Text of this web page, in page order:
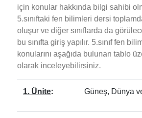
için konular hakkında bilgi sahibi
5.sınıftaki fen bilimleri dersi
oluşur ve diğer sınıflarda da
bu sınıfta giriş yapılır. 5.sınıf fen
konularını aşağıda bulunan tablo
olarak inceleyebilirsiniz.
1. Ünite: Güneş, Dünya